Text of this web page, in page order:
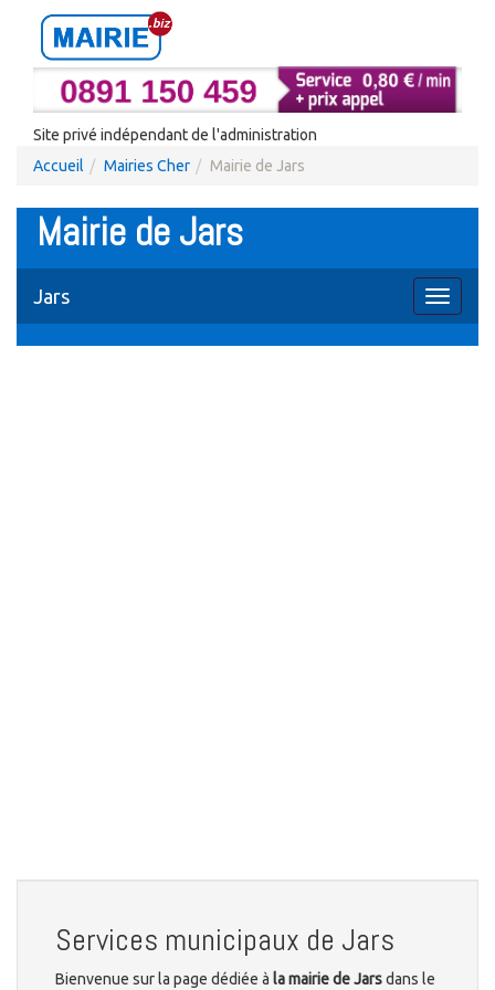
Site privé indépendant de l'administration
Accueil
Mairies Cher Mairie de Jars
Mairie de Jars
Toggle
Jars
Services municipaux de Jars
Bienvenue sur la page dédiée à la mairie de Jarsdans le